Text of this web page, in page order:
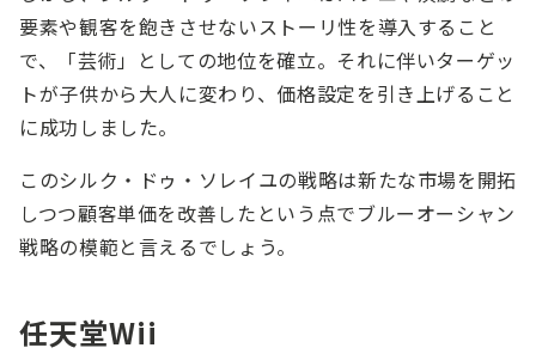
要素や観客を飽きさせないストーリ性を導入すること
で、「芸術」としての地位を確立。それに伴いターゲッ
トが子供から大人に変わり、価格設定を引き上げること
に成功しました。
このシルク・ドゥ・ソレイユの戦略は新たな市場を開拓
しつつ顧客単価を改善したという点でブルーオーシャン
戦略の模範と言えるでしょう。
任天堂Wii